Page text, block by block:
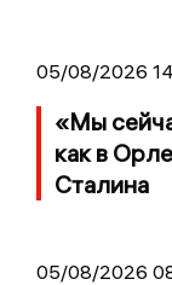
05/08/2026
«Мы
как в
Сталина
05/08/2026